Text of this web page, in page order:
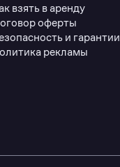
взять в аренду
оферты
и гарантии
рекламы